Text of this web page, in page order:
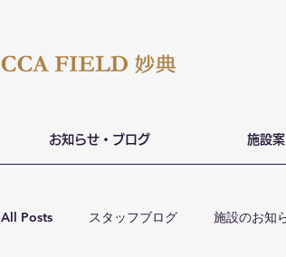
お知らせ・ブログ 施設案
All Posts スタッフブログ 施設のお知